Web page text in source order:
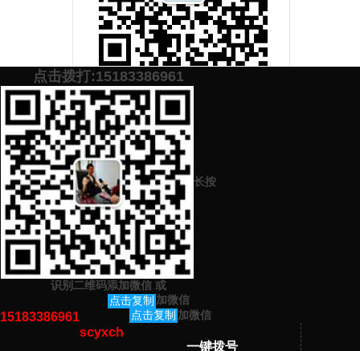
预约营销老师 添加微信号：scyxch
案！
上一篇：与厦门公司签订网络营销推广外包协议
下一篇：微商引流课堂：不要把货卖给熟人
猜你感兴趣的内容
暂无相关文章！
点击拨打:15183386961
长按
识别二维码添加微信 或
点击复制
15183386961
加微信
点击复制
scyxch
加微信
一键拨号